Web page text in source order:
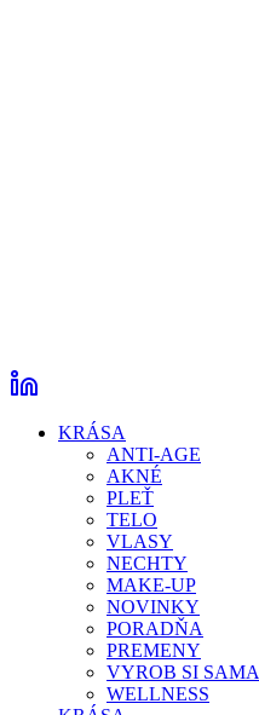
KRÁSA
ANTI-AGE
AKNÉ
PLEŤ
TELO
VLASY
NECHTY
MAKE-UP
NOVINKY
PORADŇA
PREMENY
VYROB SI SAMA
WELLNESS